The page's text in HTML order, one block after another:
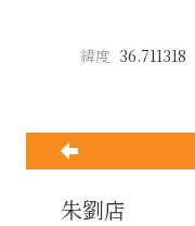
緯度 36.711318
朱劉店